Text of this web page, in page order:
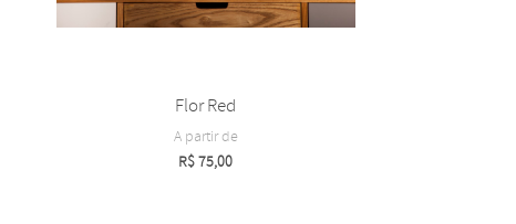
Flor Red
A partir de
R$75,00